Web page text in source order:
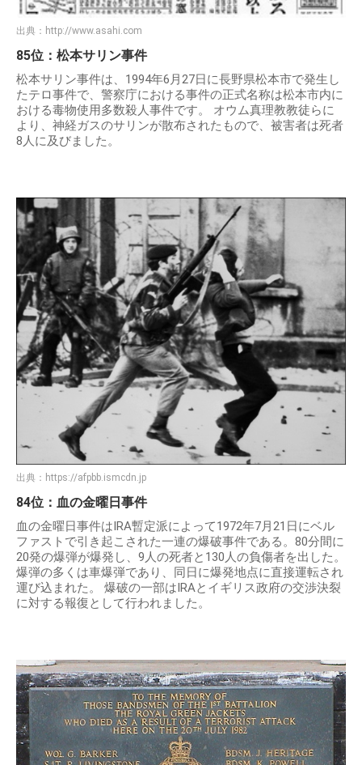
出典： http://www.asahi.com
85位：松本サリン事件
松本サリン事件は、1994年6月27日に長野県松本市で発生し
たテロ事件で、警察庁における事件の正式名称は松本市内に
おける毒物使用多数殺人事件です。 オウム真理教教徒らに
より、神経ガスのサリンが散布されたもので、被害者は死者
8人に及びました。
出典： https://afpbb.ismcdn.jp
84位：血の金曜日事件
血の金曜日事件はIRA暫定派によって1972年7月21日にベル
ファストで引き起こされた一連の爆破事件である。80分間に
20発の爆弾が爆発し、9人の死者と130人の負傷者を出した。
爆弾の多くは車爆弾であり、同日に爆発地点に直接運転され
運び込まれた。 爆破の一部はIRAとイギリス政府の交渉決裂
に対する報復として行われました。